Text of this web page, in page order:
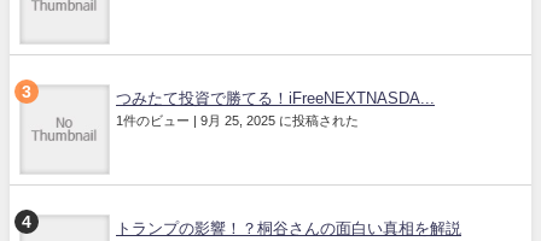
つみたて投資で勝てる！iFreeNEXTNASDA...
1件のビュー | 9月 25, 2025 に投稿された
トランプの影響！？桐谷さんの面白い真相を解説